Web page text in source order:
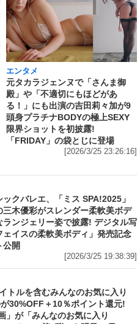
エンタメ
元タカラジェンヌで「さんま御
殿」や「不適切にもほどがあ
る！」にも出演の吉田莉々加が9
頭身プラチナBODYの極上SEXY
限界ショットを初披露!
「FRIDAY」の袋とじに登場
[2026/3/25 23:26:16]
クバレエ、「ミス SPA!2025」
三木優彩がスレンダー柔軟美ボデ
ランジェリー姿で披露! デジタル写
ェイスの柔軟美ボディ」発売記念
公開
[2026/3/25 19:38:39]
トルを含むみんなのお気に入り
30%OFF＋10％ポイント還元!
」が「みんなのお気に入り